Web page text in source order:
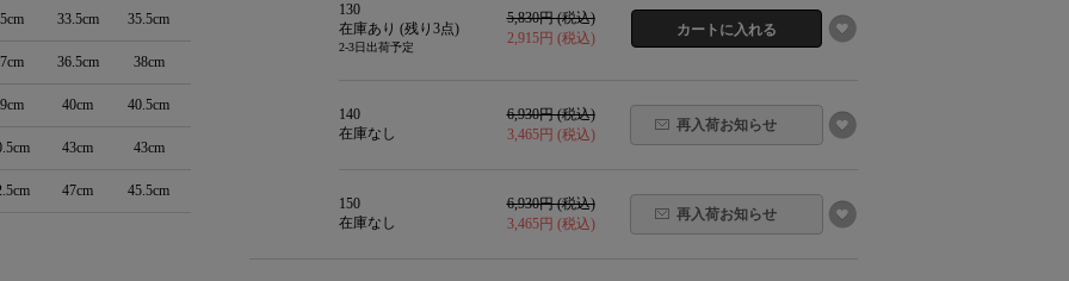
33.5cm 35.5cm
36.5cm 38cm
40cm 40.5cm
43cm 43cm
47cm 45.5cm
130
在庫あり (残り 3点)
2-3日出荷予定
5,830円 (税込)
2,915円 (税込)
140
在庫なし
6,930円 (税込)
3,465円 (税込)
再入荷お知らせ
150
在庫なし
6,930円 (税込)
3,465円 (税込)
再入荷お知らせ